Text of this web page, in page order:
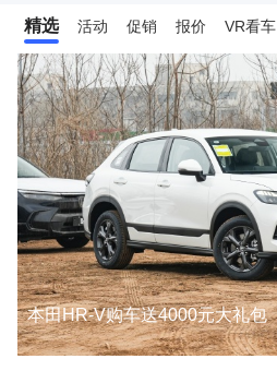
精选 活动 促销 报价 VR看车
本田HR-V购车送4000元大礼包